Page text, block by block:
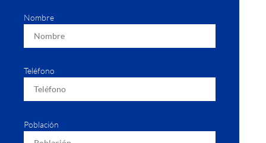
Nombre
Teléfono
Población